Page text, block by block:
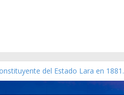
del Estado Lara en 1881.